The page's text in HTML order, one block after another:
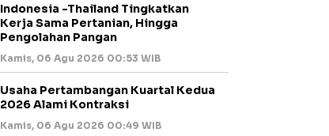
Indonesia -Thailand Tingkatkan
Kerja Sama Pertanian, Hingga
Pengolahan Pangan
Kamis, 06 Agu 2026 00:53 WIB
Usaha Pertambangan Kuartal Kedua
2026 Alami Kontraksi
Kamis, 06 Agu 2026 00:49 WIB